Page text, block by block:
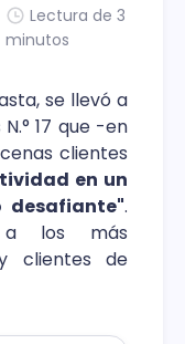
Lectura de 3
minutos
se llevó a
17 que -en
clientes
en un
desafiante".
a los más
clientes de